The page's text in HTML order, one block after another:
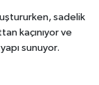
sadelik
kaçınıyor ve
sunuyor.